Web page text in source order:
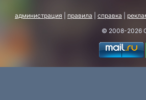
администрация правила справка
© 2008-2026